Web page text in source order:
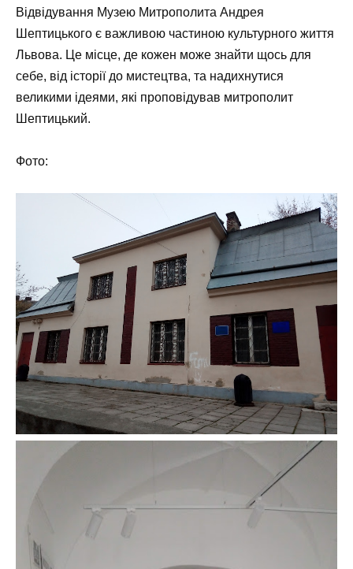
Відвідування Музею Митрополита Андрея
Шептицького є важливою частиною культурного життя
Львова. Це місце, де кожен може знайти щось для
себе, від історії до мистецтва, та надихнутися
великими ідеями, які проповідував митрополит
Шептицький.
Фото: